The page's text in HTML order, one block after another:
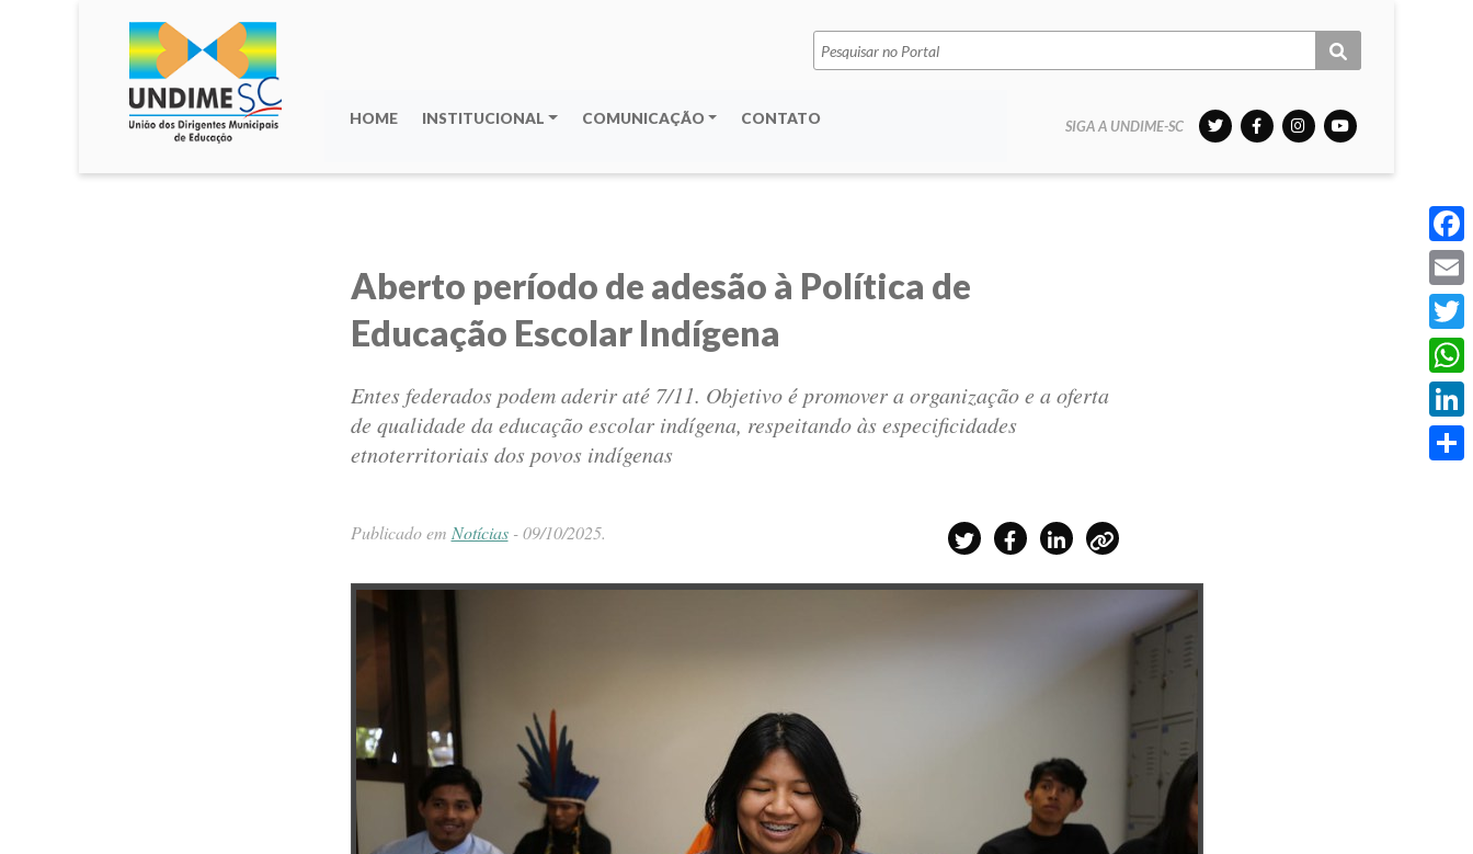
Pesquisar
por:
HOME INSTITUCIONAL COMUNICAÇÃO CONTATO SIGA A UNDIME-SC
Aberto período de adesão à Política de
Educação Escolar Indígena
Entes federados podem aderir até 7/11. Objetivo é promover a organização e a oferta
de qualidade da educação escolar indígena, respeitando às especificidades
etnoterritoriais dos povos indígenas
Publicado em Notícias-09/10/2025.
Email